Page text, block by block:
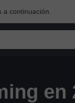
continuación.
en